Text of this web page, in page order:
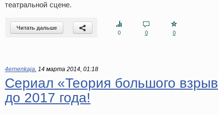
театральной сцене.
Читать дальше
0
0 0
4ernenkaja, 14 марта 2014, 01:18
Сериал «Теория большого
до 2017 года!